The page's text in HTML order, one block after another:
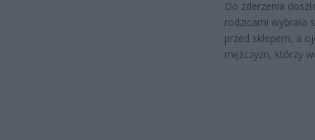
Do zderzenia
rodzicami wybrała
przed sklepem, a
mężczyzn, którzy